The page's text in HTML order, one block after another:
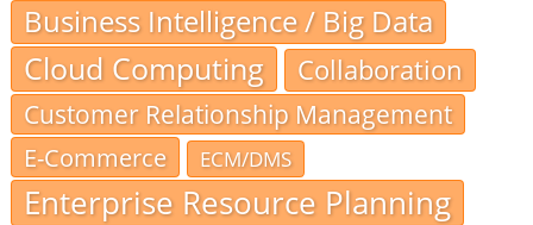
Business Intelligence / Big Data
Cloud Computing Collaboration
Customer Relationship Management
E-Commerce
ECM/DMS
Enterprise Resource Planning